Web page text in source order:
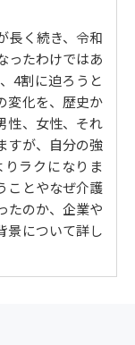
～）
長く続き、令和
ったわけではあ
4割に迫ろうと
変化を、歴史か
性、女性、それ
すが、自分の強
ラクになりま
ことやなぜ介護
たのか、企業や
景について詳し